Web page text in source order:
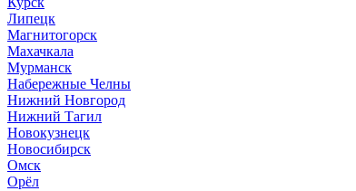
Липецк
Магнитогорск
Махачкала
Мурманск
Набережные Челны
Нижний Новгород
Нижний Тагил
Новокузнецк
Новосибирск
Омск
Орёл